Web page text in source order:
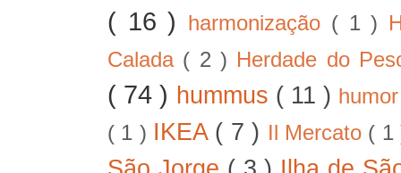
( 16 ) harmonização ( 1 )
Calada ( 2 ) Herdade do
( 74 ) hummus ( 11 )
( 1 ) IKEA ( 7 ) Il Mercato (